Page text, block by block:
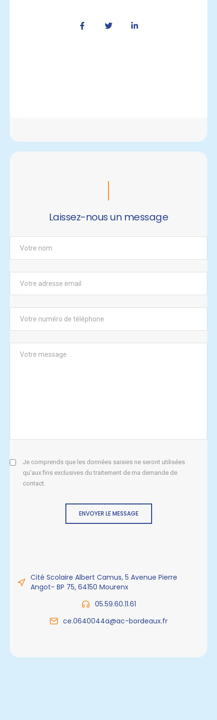
Laissez-nous un message
Je comprends que les données saisies ne seront utilisées
qu'aux fins exclusives du traitement de ma demande de
contact.
ENVOYER LE MESSAGE
Cité Scolaire Albert Camus, 5 Avenue Pierre
Angot- BP 75, 64150 Mourenx
05.59.60.11.61
ce.0640044a@ac-bordeaux.fr